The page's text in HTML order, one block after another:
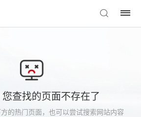
查找的页面不存在了
的热门页面，也可以尝试搜索网站内容